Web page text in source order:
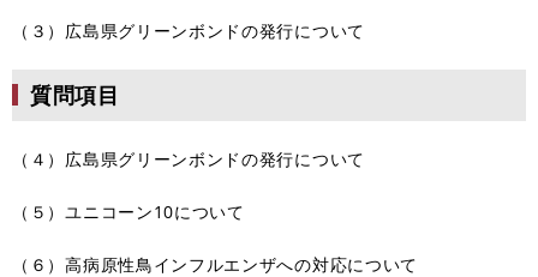
（３）広島県グリーンボンドの発行について
質問項目
（４）広島県グリーンボンドの発行について
（５）ユニコーン10について
（６）高病原性鳥インフルエンザへの対応について